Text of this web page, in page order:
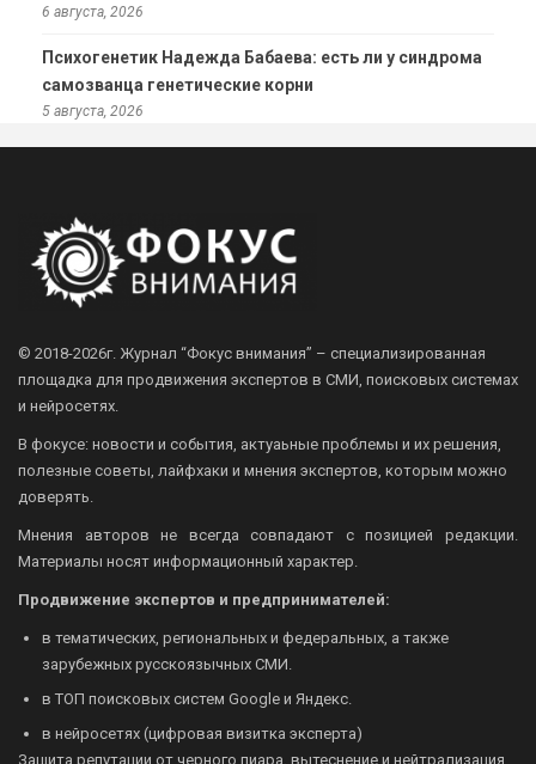
6 августа, 2026
Психогенетик Надежда Бабаева: есть ли у синдрома
самозванца генетические корни
5 августа, 2026
© 2018-2026г. Журнал “Фокус внимания” – специализированная
площадка для продвижения экспертов в СМИ, поисковых системах
и нейросетях.
В фокусе: новости и события, актуаьные проблемы и их решения,
полезные советы, лайфхаки и мнения экспертов, которым можно
доверять.
Мнения авторов не всегда совпадают с позицией редакции.
Материалы носят информационный характер.
Продвижение экспертов и предпринимателей:
в тематических, региональных и федеральных, а также
зарубежных русскоязычных СМИ.
в ТОП поисковых систем Google и Яндекс.
в нейросетях (цифровая визитка эксперта)
Защита репутации от черного пиара, вытеснение и нейтрализация